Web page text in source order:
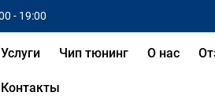
- 19:00
Услуги Чип тюнинг О нас
Контакты